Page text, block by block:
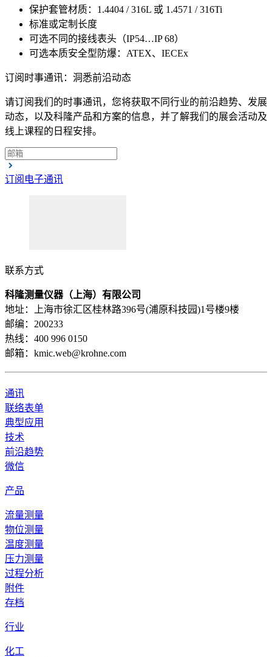
保护套管材质：1.4404 / 316L 或 1.4571 / 316Ti
标准或定制长度
可选不同的接线表头（IP54…IP 68）
可选本质安全型防爆：ATEX、IECEx
订阅时事通讯：洞悉前沿动态
请订阅我们的时事通讯，您将获取不同行业的前沿趋势、发展
动态，以及科隆产品和方案的信息，并了解我们的展会活动及
线上课程的日程安排。
订阅电子通讯
联系方式
科隆测量仪器（上海）有限公司
地址：上海市徐汇区桂林路396号(浦原科技园)1号楼9楼
邮编：200233
热线：400 996 0150
邮箱：kmic.web@krohne.com
通讯
联络表单
典型应用
技术
前沿趋势
微信
产品
流量测量
物位测量
温度测量
压力测量
过程分析
附件
存档
行业
化工